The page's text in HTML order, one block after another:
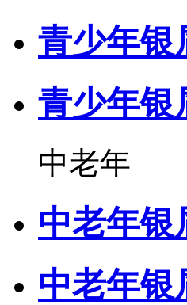
青少年银
青少年银
中老年
中老年银
中老年银